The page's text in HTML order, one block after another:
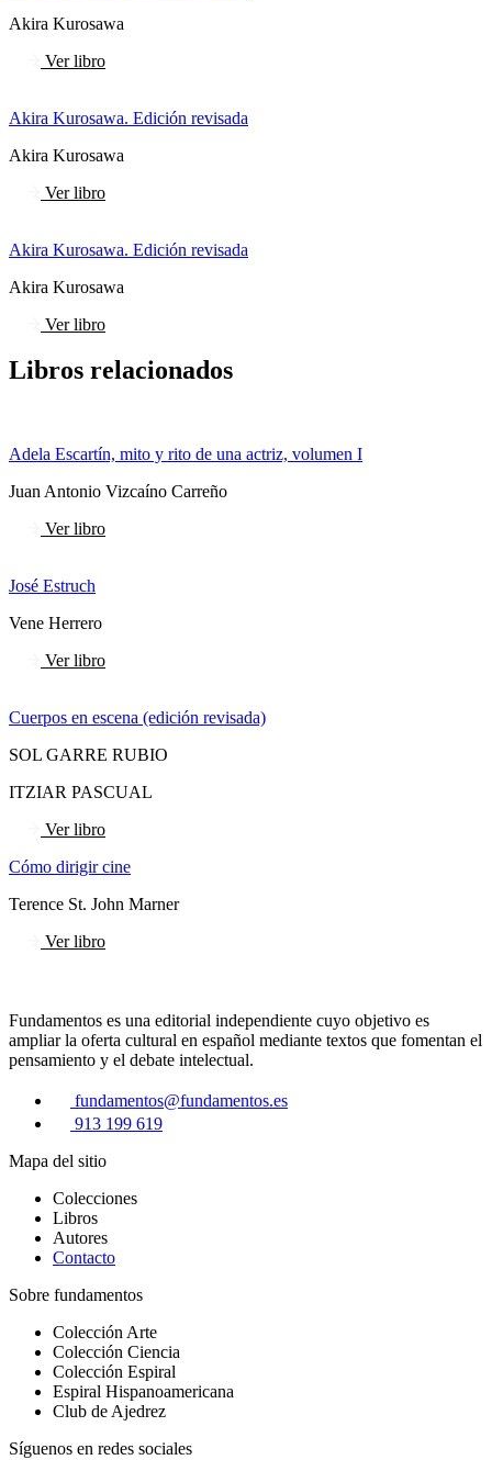
Akira Kurosawa
Ver libro
Akira Kurosawa. Edición revisada
Akira Kurosawa
Ver libro
Akira Kurosawa. Edición revisada
Akira Kurosawa
Ver libro
Libros relacionados
Adela Escartín, mito y rito de una actriz, volumen I
Juan Antonio Vizcaíno Carreño
Ver libro
José Estruch
Vene Herrero
Ver libro
Cuerpos en escena (edición revisada)
SOL GARRE RUBIO
ITZIAR PASCUAL
Ver libro
Cómo dirigir cine
Terence St. John Marner
Ver libro
Fundamentos es una editorial independiente cuyo objetivo es
ampliar la oferta cultural en español mediante textos que fomentan el
pensamiento y el debate intelectual.
fundamentos@fundamentos.es
913 199 619
Mapa del sitio
Colecciones
Libros
Autores
Contacto
Sobre fundamentos
Colección Arte
Colección Ciencia
Colección Espiral
Espiral Hispanoamericana
Club de Ajedrez
Síguenos en redes sociales